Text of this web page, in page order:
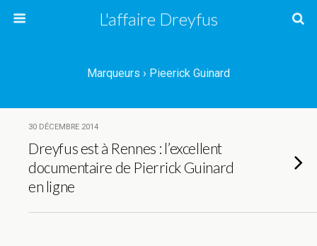
L'affaire Dreyfus
Marqueurs › Pieerick Guinard
30 DÉCEMBRE 2014
Dreyfus est à Rennes : l’excellent
documentaire de Pierrick Guinard
en ligne